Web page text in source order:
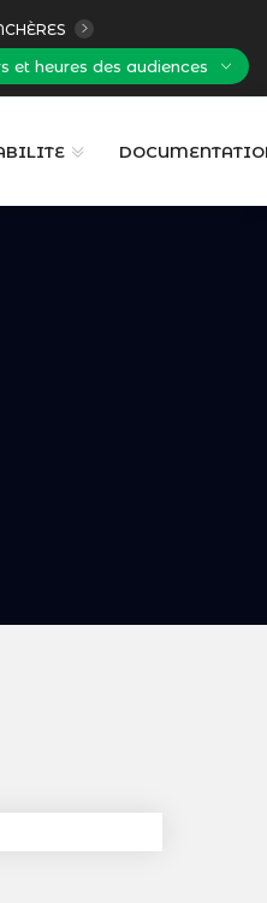
et heures des audiences